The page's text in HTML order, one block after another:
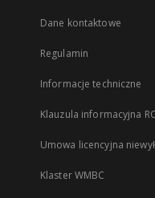
Dane kontaktowe
Regulamin
Informacje techniczne
Klauzula informacyjna
Umowa licencyjna
Klaster WMBC